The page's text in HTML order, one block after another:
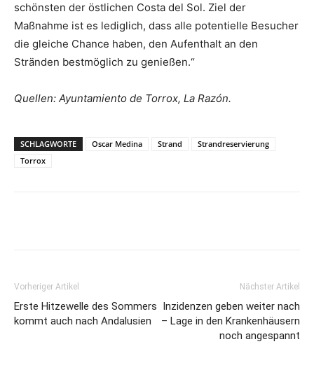
schönsten der östlichen Costa del Sol. Ziel der
Maßnahme ist es lediglich, dass alle potentielle Besucher
die gleiche Chance haben, den Aufenthalt an den
Stränden bestmöglich zu genießen.“
Quellen: Ayuntamiento de Torrox, La Razón.
SCHLAGWORTE Oscar Medina Strand
Strandreservierung
Torrox
Vorheriger Artikel
Erste Hitzewelle des Sommers
kommt auch nach Andalusien
Nächster Artikel
Inzidenzen geben weiter nach
– Lage in den Krankenhäusern
noch angespannt